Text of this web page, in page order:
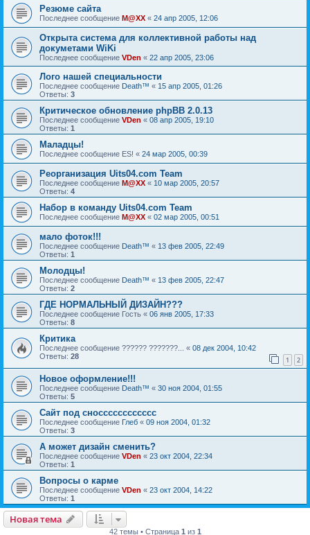
Резюме сайта
Последнее сообщение M@XX « 24 апр 2005, 12:06
Открыта система для коллективной работы над
докуметами WiKi
Последнее сообщение VDen « 22 апр 2005, 23:06
Лого нашей специальности
Последнее сообщение Death™ « 15 апр 2005, 01:26
Ответы: 3
Критическое обновление phpBB 2.0.13
Последнее сообщение VDen « 08 апр 2005, 19:10
Ответы: 1
Маладцы!
Последнее сообщение ES! « 24 мар 2005, 00:39
Реорганизация Uits04.com Team
Последнее сообщение M@XX « 10 мар 2005, 20:57
Ответы: 4
Набор в команду Uits04.com Team
Последнее сообщение M@XX « 02 мар 2005, 00:51
мало фоток!!!
Последнее сообщение Death™ « 13 фев 2005, 22:49
Ответы: 1
Молодцы!
Последнее сообщение Death™ « 13 фев 2005, 22:47
Ответы: 2
ГДЕ НОРМАЛЬНЫЙ ДИЗАЙН???
Последнее сообщение Гость « 06 янв 2005, 17:33
Ответы: 8
Критика
Последнее сообщение ?????? ???????... « 08 дек 2004, 10:42
Ответы: 28 1 2
Новое оформление!!!
Последнее сообщение Death™ « 30 ноя 2004, 01:55
Ответы: 5
Сайт под сносссссссссссс
Последнее сообщение Глеб « 09 ноя 2004, 01:32
Ответы: 3
А может дизайн сменить?
Последнее сообщение VDen « 23 окт 2004, 22:34
Ответы: 1
Вопросы о карме
Последнее сообщение VDen « 23 окт 2004, 14:22
Ответы: 1
Новая тема
42 темы • Страница 1 из 1